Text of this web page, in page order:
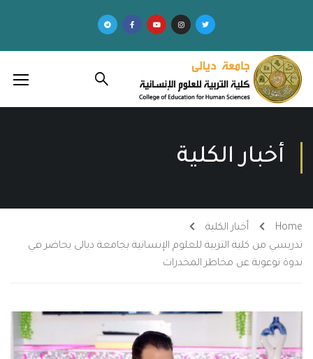
أخبار الكلية
Home
أخبار الكلية
تدريسي من كلية التربية للعلوم الإنسانية بجامعة ديالى يحاضر في
ندوة توعوية عن مخاطر المخدرات